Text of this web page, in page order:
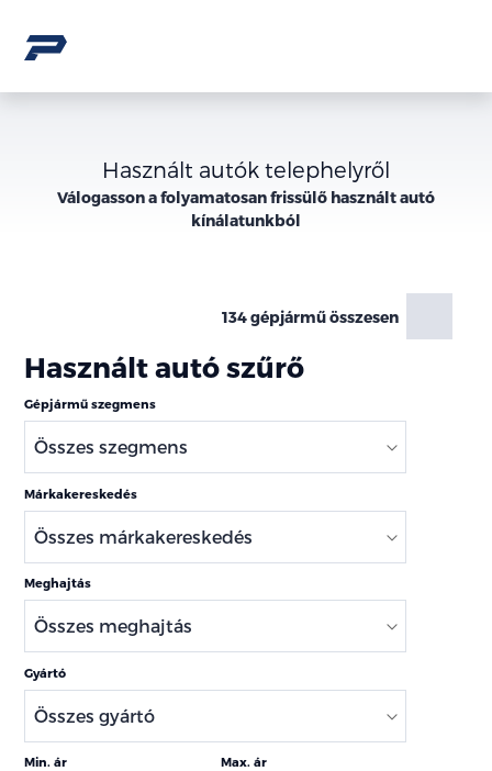
Használt autók telephelyről
Válogasson a folyamatosan frissülő használt autó
kínálatunkból
134 gépjármű összesen
Használt autó szűrő
Gépjármű szegmens
Márkakereskedés
Meghajtás
Gyártó
Min. ár
Max. ár